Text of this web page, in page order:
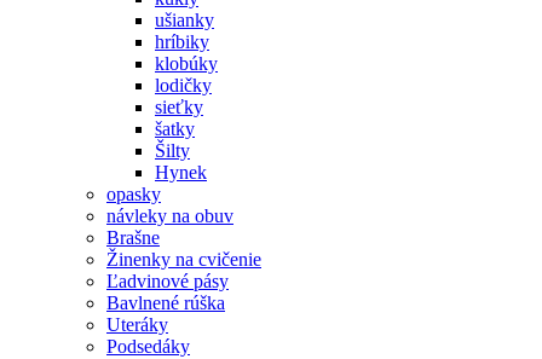
ušianky
hríbiky
klobúky
lodičky
sieťky
šatky
Šilty
Hynek
opasky
návleky na obuv
Brašne
Žinenky na cvičenie
Ľadvinové pásy
Bavlnené rúška
Uteráky
Podsedáky